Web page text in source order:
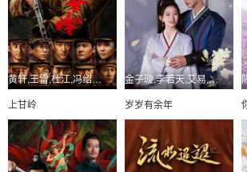
黄轩,王雷,杜江,冯绍峰,袁文康,潘斌龙,赵润南
上甘岭
金子璇,李若天,艾易,王建,雷皓翔,丁凯,张瑞恩
岁岁有余年